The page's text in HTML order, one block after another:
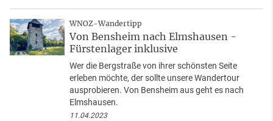
WNOZ-Wandertipp
Von Bensheim nach Elmshausen -
Fürstenlager inklusive
Wer die Bergstraße von ihrer schönsten Seite
erleben möchte, der sollte unsere Wandertour
ausprobieren. Von Bensheim aus geht es nach
Elmshausen.
11.04.2023